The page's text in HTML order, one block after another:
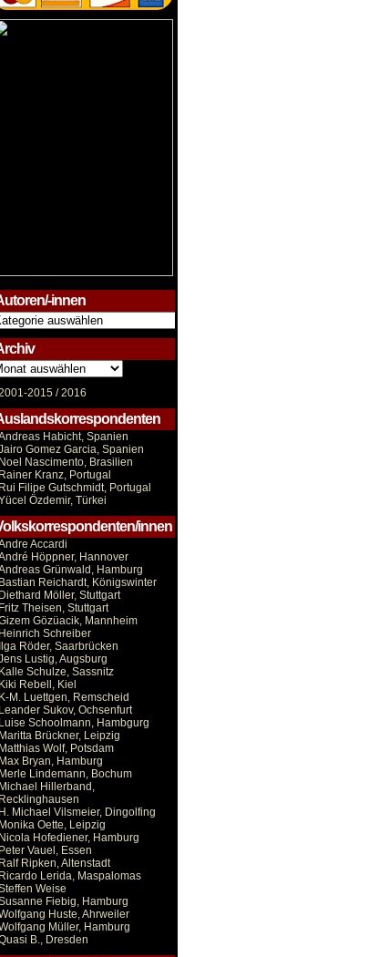
innen
2015 /2016
Habicht, Spanien
Gomez Garcia, Spanien
Noel Nascimento, Brasilien
Rainer Kranz, Portugal
Rui Filipe Gutschmidt, Portugal
Özdemir, Türkei
innen
Accardi
Höppner, Hannover
Grünwald, Hamburg
Bastian Reichardt, Königswinter
Diethard Möller, Stuttgart
Fritz Theisen, Stuttgart
Gözüacik, Mannheim
Heinrich Schreiber
Ilga Röder, Saarbrücken
Lustig, Augsburg
Kalle Schulze, Sassnitz
Kiki Rebell, Kiel
K-M. Luettgen, Remscheid
Leander Sukov, Ochsenfurt
Luise Schoolmann, Hambgurg
Maritta Brückner, Leipzig
Matthias Wolf, Potsdam
Max Bryan, Hamburg
Merle Lindemann, Bochum
Michael Hillerband,
Recklinghausen
H. Michael Vilsmeier, Dingolfing
Monika Oette, Leipzig
Nicola Hofediener, Hamburg
Peter Vauel, Essen
Ralf Ripken, Altenstadt
Ricardo Lerida, Maspalomas
Weise
Fiebig, Hamburg
Huste, Ahrweiler
Müller, Hamburg
B., Dresden